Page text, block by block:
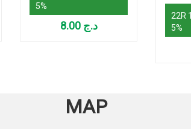
5%
د.ج 8.00
22R
5%
MAP